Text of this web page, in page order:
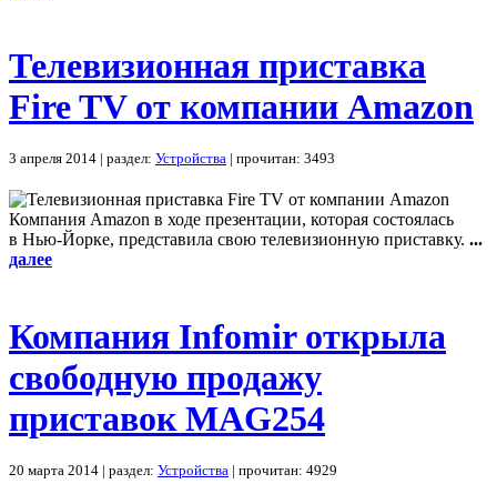
Телевизионная приставка
Fire TV от компании Amazon
3 апреля 2014 | раздел: Устройства | прочитан: 3493
Компания Amazon в ходе презентации, которая состоялась
в Нью-Йорке, представила свою телевизионную приставку. ...
далее
Компания Infomir открыла
свободную продажу
приставок MAG254
20 марта 2014 | раздел: Устройства | прочитан: 4929